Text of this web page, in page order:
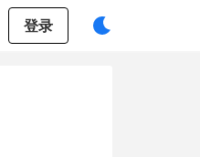
登录